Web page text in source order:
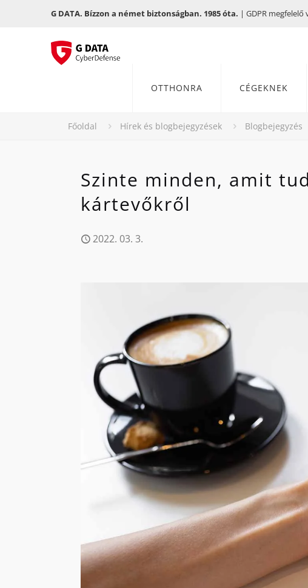
G DATA. Bízzon a német biztonságban. 1985 óta. | GDPR
OTTHONRA CÉGEKNEK
Főoldal Hírek és blogbejegyzések Blogbejegyzés
Szinte minden, amit
kártevőkről
2022. 03. 3.